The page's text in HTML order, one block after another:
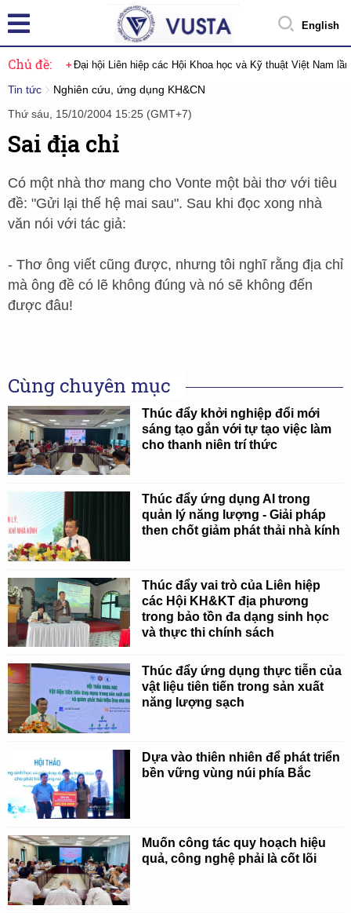
English
Chủ đề: Đại hội Liên hiệp các Hội Khoa học và Kỹ thuật Việt Nam
Tin tức
Nghiên cứu, ứng dụng KH&CN
Thứ sáu, 15/10/2004 15:25 (GMT+7)
Sai địa chỉ
Có một nhà thơ mang cho Vonte một bài thơ với tiêu
đề: "Gửi lại thế hệ mai sau". Sau khi đọc xong nhà
văn nói với tác giả:
- Thơ ông viết cũng được, nhưng tôi nghĩ rằng địa chỉ
mà ông đề có lẽ không đúng và nó sẽ không đến
được đâu!
Cùng chuyên mục
Thúc đẩy khởi nghiệp đổi mới
sáng tạo gắn với tự tạo việc làm
cho thanh niên trí thức
Thúc đẩy ứng dụng AI trong
quản lý năng lượng - Giải pháp
then chốt giảm phát thải nhà kính
Thúc đẩy vai trò của Liên hiệp
các Hội KH&KT địa phương
trong bảo tồn đa dạng sinh học
và thực thi chính sách
Thúc đẩy ứng dụng thực tiễn của
vật liệu tiên tiến trong sản xuất
năng lượng sạch
Dựa vào thiên nhiên để phát triển
bền vững vùng núi phía Bắc
Muốn công tác quy hoạch hiệu
quả, công nghệ phải là cốt lõi